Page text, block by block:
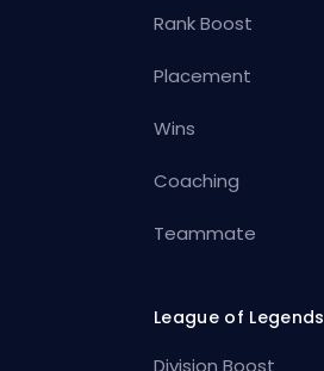
Rank Boost
Placement
Wins
Coaching
Teammate
League of Legends
Division Boost